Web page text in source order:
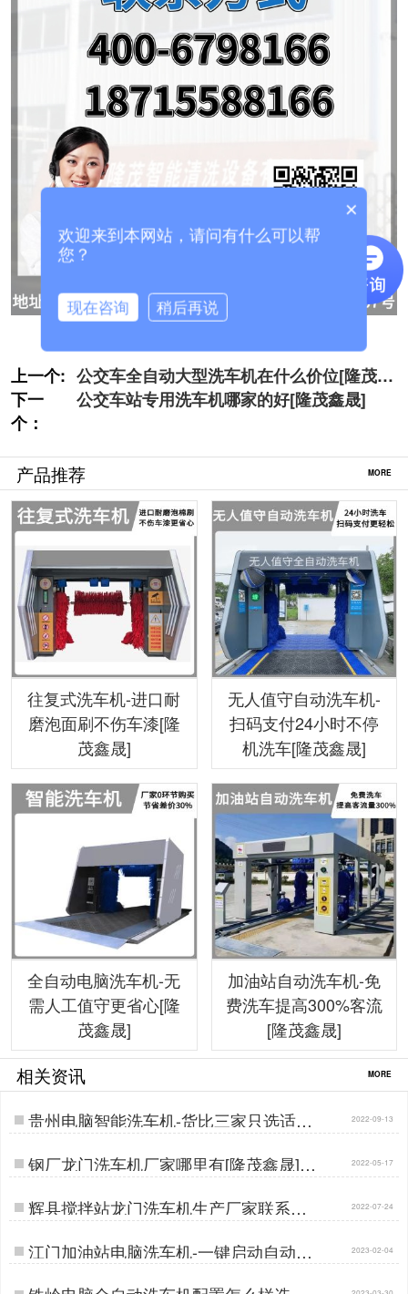
上一个: 公交车全自动大型洗车机在什么价位[隆茂鑫
晟]
下一
个：
公交车站专用洗车机哪家的好[隆茂鑫晟]
产品推荐 MORE
往复式洗车机-进口耐
磨泡面刷不伤车漆[隆
茂鑫晟]
无人值守自动洗车机-
扫码支付24小时不停
机洗车[隆茂鑫晟]
全自动电脑洗车机-无
需人工值守更省心[隆
茂鑫晟]
加油站自动洗车机-免
费洗车提高300%客流
[隆茂鑫晟]
相关资讯 MORE
贵州电脑智能洗车机-货比三家只选适合
的[隆茂鑫晟]…
2022-09-13
钢厂龙门洗车机厂家哪里有[隆茂鑫晟]… 2022-05-17
辉县搅拌站龙门洗车机生产厂家联系电
话[隆茂鑫晟]…
2022-07-24
江门加油站电脑洗车机-一键启动自动清
洗[隆茂鑫晟]…
2023-02-04
×
欢迎来到本网站，请问有什么可以帮
您？
现在咨询 稍后再说